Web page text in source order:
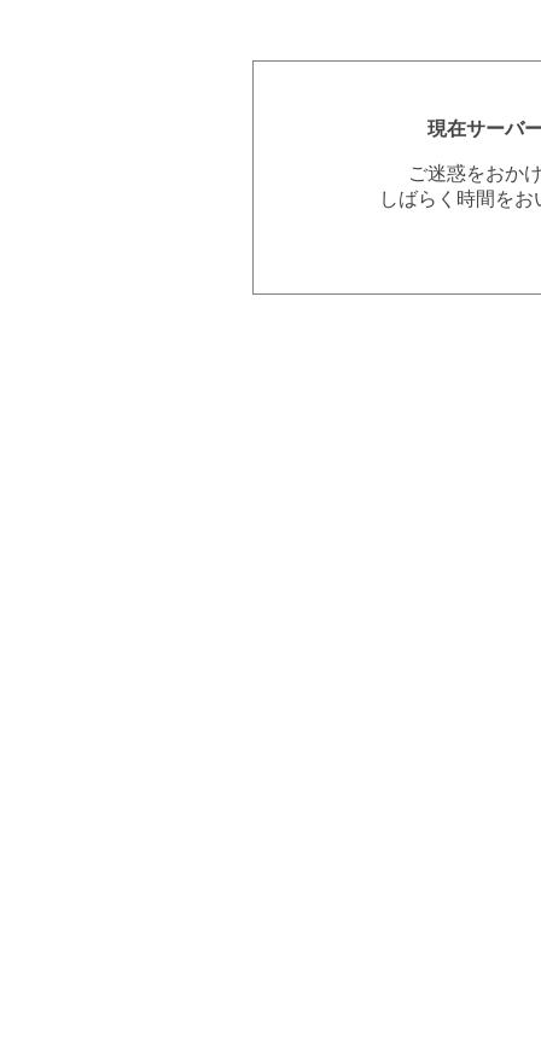
現在サーバ
ご迷惑をおか
しばらく時間を